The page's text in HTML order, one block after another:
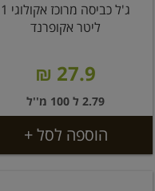
ג'ל כביסה מרוכז אקולוגי 1
ליטר אקופרנד
27.9 ₪
2.79 ל 100 מ''ל
הוספה לסל +